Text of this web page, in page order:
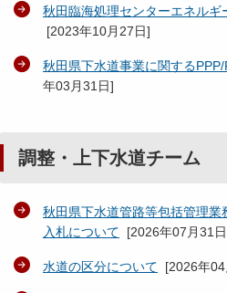
秋田臨海処理センターエネルギ
[2023年10月27日]
秋田県下水道事業に関する
年03月31日]
調整・上下水道チーム
秋田県下水道管路等包括管理
入札について [2026年07月31日
水道の区分について [2026年